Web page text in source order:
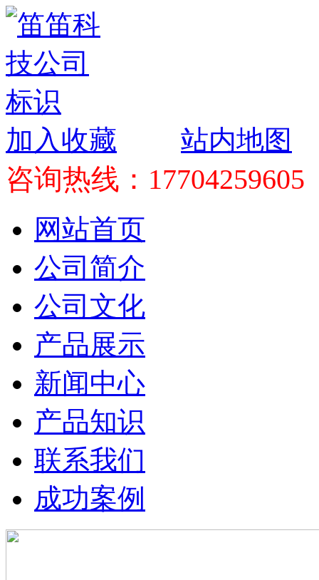
加入收藏 站内地图
咨询热线：17704259605
网站首页
公司简介
公司文化
产品展示
新闻中心
产品知识
联系我们
成功案例